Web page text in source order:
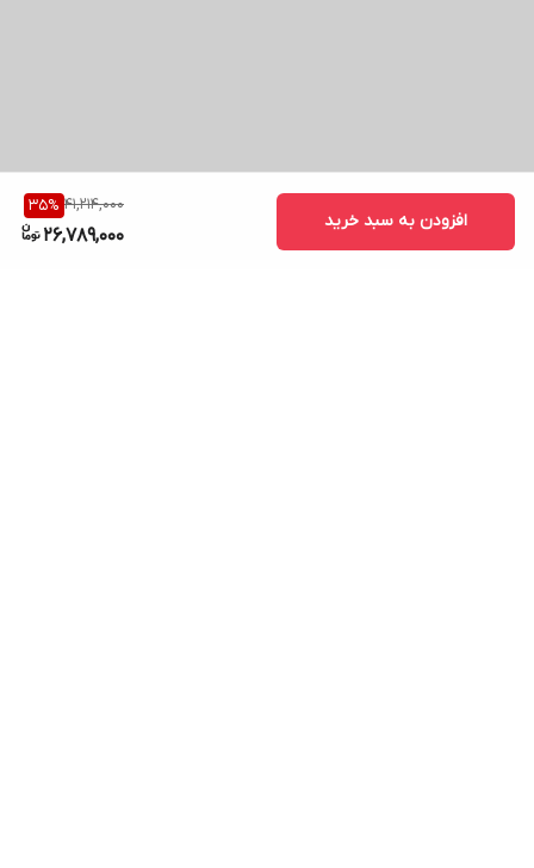
41,214,000
35%
26,789,000
افزودن به سبد خرید